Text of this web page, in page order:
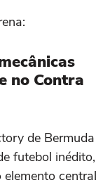
no Contra
de Bermuda
futebol inédito,
central